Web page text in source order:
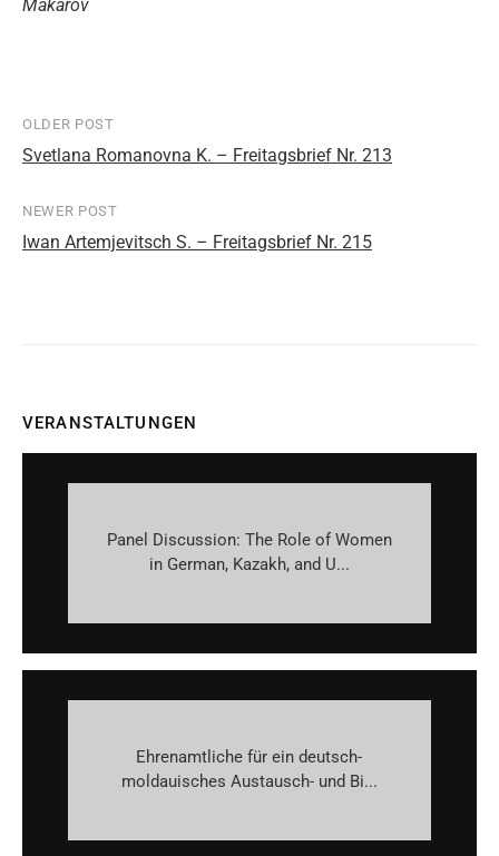
Makarov
Post
navigation
OLDER POST
Svetlana Romanovna K. – Freitagsbrief Nr. 213
NEWER POST
Iwan Artemjevitsch S. – Freitagsbrief Nr. 215
VERANSTALTUNGEN
Panel Discussion: The Role of Women
in German, Kazakh, and U...
Ehrenamtliche für ein deutsch-
moldauisches Austausch- und Bi...